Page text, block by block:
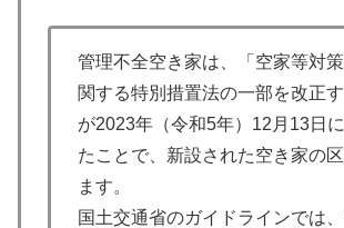
管理不全空き家は、「空家等対
関する特別措置法の一部を改正す
が2023年（令和5年）12月13日
たことで、新設された空き家の
ます。
国土交通省のガイドラインでは